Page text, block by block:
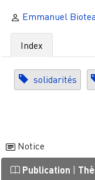
Emmanuel
Index
solidarités
Notice
Publication